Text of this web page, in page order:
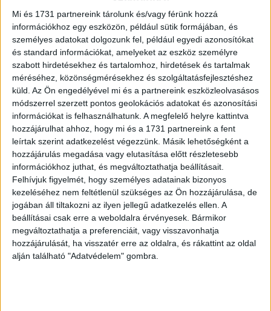
Mi és 1731 partnereink tárolunk és/vagy férünk hozzá
információkhoz egy eszközön, például sütik formájában, és
személyes adatokat dolgozunk fel, például egyedi azonosítókat
és standard információkat, amelyeket az eszköz személyre
szabott hirdetésekhez és tartalomhoz, hirdetések és tartalmak
méréséhez, közönségmérésekhez és szolgáltatásfejlesztéshez
küld. Az Ön engedélyével mi és a partnereink eszközleolvasásos
módszerrel szerzett pontos geolokációs adatokat és azonosítási
információkat is felhasználhatunk. A megfelelő helyre kattintva
hozzájárulhat ahhoz, hogy mi és a 1731 partnereink a fent
leírtak szerint adatkezelést végezzünk. Másik lehetőségként a
hozzájárulás megadása vagy elutasítása előtt részletesebb
információkhoz juthat, és megváltoztathatja beállításait.
Felhívjuk figyelmét, hogy személyes adatainak bizonyos
kezeléséhez nem feltétlenül szükséges az Ön hozzájárulása, de
jogában áll tiltakozni az ilyen jellegű adatkezelés ellen. A
beállításai csak erre a weboldalra érvényesek. Bármikor
megváltoztathatja a preferenciáit, vagy visszavonhatja
hozzájárulását, ha visszatér erre az oldalra, és rákattint az oldal
alján található "Adatvédelem" gombra.
rendszer segítségével újratölthetik dezodorjaikat, ezzel
jelentősen csökkentve a hulladékot és a környezeti
terhelést.
„Külön öröm számunkra, hogy egyszerre két rangos
elismerést is átvehettünk az idei Business Days
konferencián. Az Árkád üzletünk díja azt mutatja, hogy a
vásárlói élmény és az innováció iránti elkötelezettségünk
meghozta gyümölcsét, míg a Fenntarthatóság
Szimbóluma díj megerősít bennünket abban, hogy a zöld
megoldások nemcsak jövőt formálnak, hanem vásárlóink
mindennapjait is kényelmesebbé teszik” – mondta el
Németh Kornél a Rossmann Magyarország ügyvezető
igazgatója.
Az idei Év Kereskedője versenyen 32 pályázatot díjaztak,
a Fenntarthatóság Szimbóluma elismerést 20 pályázat